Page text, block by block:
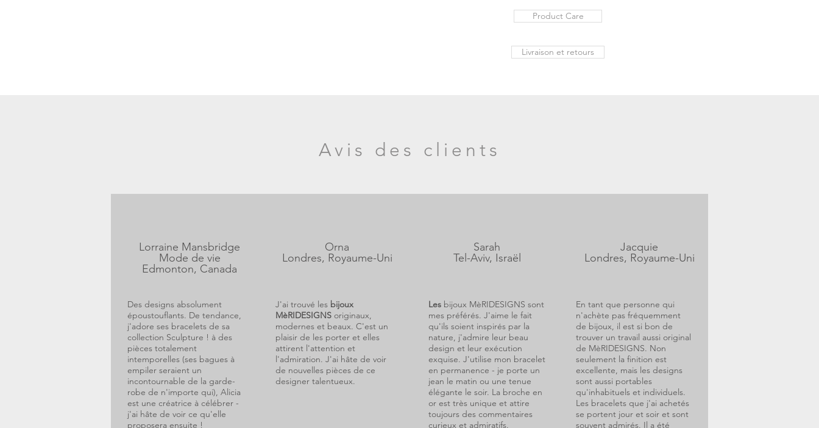
Product Care
Livraison et retours
Avis des clients
Lorraine Mansbridge
Mode de vie
Edmonton, Canada
Des designs absolument
époustouflants. De tendance,
j'adore ses bracelets de sa
collection Sculpture ! à des
pièces totalement
intemporelles (ses bagues à
empiler seraient un
incontournable de la garde-
robe de n'importe qui), Alicia
est une créatrice à célébrer -
j'ai hâte de voir ce qu'elle
proposera ensuite !
J'ai trouvé les bijoux
MèRIDESIGNS originaux,
modernes et beaux. C'est un
plaisir de les porter et elles
attirent l'attention et
l'admiration. J'ai hâte de voir
de nouvelles pièces de ce
designer talentueux.
Lesbijoux MèRIDESIGNS sont
mes préférés. J'aime le fait
qu'ils soient inspirés par la
nature, j'admire leur beau
design et leur exécution
exquise. J'utilise mon bracelet
en permanence - je porte un
jean le matin ou une tenue
élégante le soir. La broche en
or est très unique et attire
toujours des commentaires
curieux et admiratifs.
En tant que personne qui
n'achète pas fréquemment
de bijoux, il est si bon de
trouver un travail aussi original
de MèRIDESIGNS. Non
seulement la finition est
excellente, mais les designs
sont aussi portables
qu'inhabituels et individuels.
Les bracelets que j'ai achetés
se portent jour et soir et sont
souvent admirés. Il a été
Orna
Londres, Royaume-Uni
Jacquie
Londres, Royaume-Uni
Sarah
Tel-Aviv, Israël